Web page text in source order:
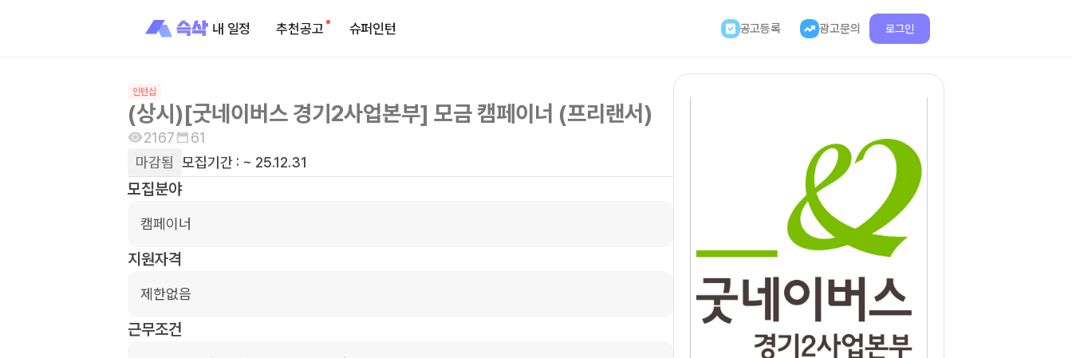
내 일정 추천공고 슈퍼인턴 공고등록 광고문의 로그인
인턴십
(상시)[굿네이버스 경기2사업본부] 모금 캠페이너 (프리랜서)
2167
61
마감됨 모집기간 : ~ 25.12.31
모집분야
캠페이너
지원자격
제한없음
근무조건